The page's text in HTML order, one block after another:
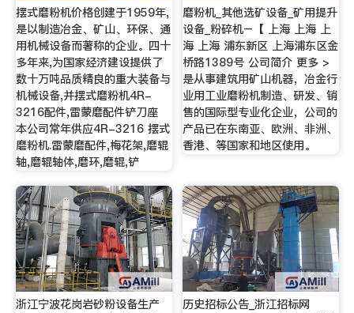
摆式磨粉机价格创建于1959年,
是以制造冶金、矿山、环保、通
用机械设备而著称的企业。四十
多年来,为国家经济建设提供了
数十万吨品质精良的重大装备与
机械设备,并摆式磨粉机4R-
3216配件,雷蒙磨配件铲刀座
本公司常年供应4R-3216 摆式
磨粉机.雷蒙磨配件,梅花架,磨辊
轴,磨辊轴体,磨环,磨辊,铲
磨粉机_其他选矿设备_矿用提升
设备_粉碎机–【 上海 上海 上
海 上海 浦东新区 上海浦东区金
桥路1389号 公司简介 更多 >
是从事建筑用矿山机器，冶金行
业用工业磨粉机制造、研发、销
售的国际型专业化企业，公司的
产品已在东南亚、欧洲、非洲、
香港、等国家和地区使用。
浙江宁波花岗岩砂粉设备生产
历史招标公告_浙江招标网